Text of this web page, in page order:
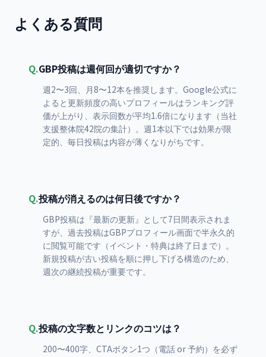
よくある質問
Q.GBP投稿は週何回が適切ですか？
週2〜3回、月8〜12本を推奨します。Google公式に
よると更新頻度の高いプロフィールはランキング評
価が上がり、表示回数が平均1.6倍になります（当社
支援整体院42院の集計）。週1本以下では効果が限
定的、毎日投稿は内容が薄くなりがちです。
Q.投稿が消えるのは何日後ですか？
GBP投稿は『最新の更新』として7日間表示されま
すが、過去投稿はGBPプロフィール画面で半永久的
に閲覧可能です（イベント・特典は終了日まで）。
新規投稿が古い投稿を順に押し下げる構造のため、
週次の継続投稿が重要です。
Q.投稿の文字数とリンクのコツは？
200〜400字、CTAボタン1つ（電話 or 予約）を必ず